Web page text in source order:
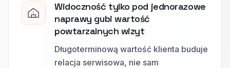
Widoczność tylko pod jednorazowe
naprawy gubi wartość
powtarzalnych wizyt
Długoterminową wartość klienta buduje
relacja serwisowa, nie sam